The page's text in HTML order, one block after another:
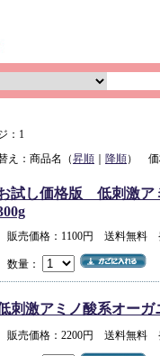
：1
え：商品名（昇順 降順） 価
試し価格版 低刺激ア
販売価格：1100円 送料無料
数量：
刺激アミノ酸系オーガ
販売価格：2200円 送料無料